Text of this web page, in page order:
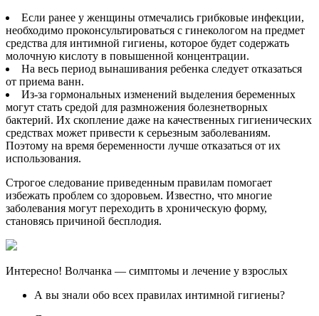
Если ранее у женщины отмечались грибковые инфекции,
необходимо проконсультироваться с гинекологом на предмет
средства для интимной гигиены, которое будет содержать
молочную кислоту в повышенной концентрации.
На весь период вынашивания ребенка следует отказаться
от приема ванн.
Из-за гормональных изменений выделения беременных
могут стать средой для размножения болезнетворных
бактерий. Их скопление даже на качественных гигиенических
средствах может привести к серьезным заболеваниям.
Поэтому на время беременности лучше отказаться от их
использования.
Строгое следование приведенным правилам помогает
избежать проблем со здоровьем. Известно, что многие
заболевания могут переходить в хроническую форму,
становясь причиной бесплодия.
Интересно! Волчанка — симптомы и лечение у взрослых
А вы знали обо всех правилах интимной гигиены?